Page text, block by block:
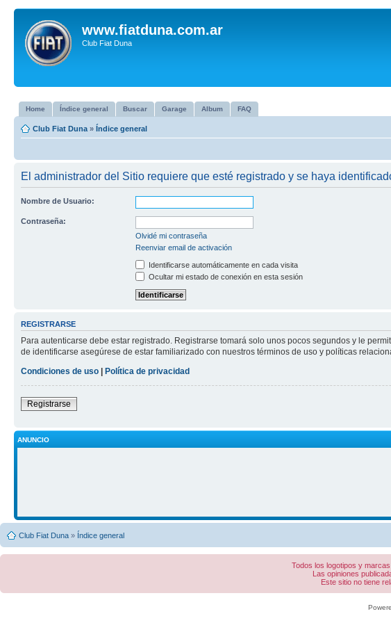
www.fiatduna.com.ar
Club Fiat Duna
Home Índice general Buscar Garage Album FAQ
Club Fiat Duna » Índice general
El administrador del Sitio requiere que esté registrado y se haya
Nombre de Usuario:
Contraseña:
Olvidé mi contraseña
Reenviar email de activación
Identificarse automáticamente en cada visita
Ocultar mi estado de conexión en esta sesión
REGISTRARSE
Para autenticarse debe estar registrado. Registrarse tomará solo unos pocos segundos y le
de identificarse asegúrese de estar familiarizado con nuestros términos de uso y políticas
Condiciones de uso | Política de privacidad
Registrarse
ANUNCIO
Club Fiat Duna » Índice general
Todos los logotipos y
Las opiniones
Este sitio no tiene